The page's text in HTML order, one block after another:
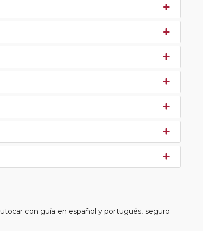
con guía en español y portugués, seguro